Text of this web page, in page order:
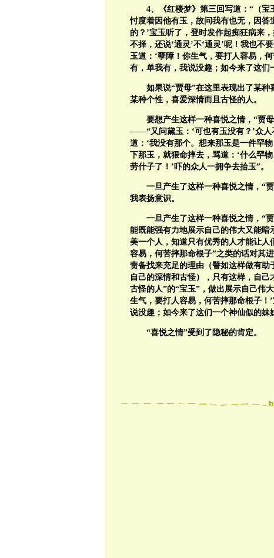
4、《红楼梦》第三回写道：“（宝
忖度着因他有玉，故问我有也无，因答
的？’宝玉听了，登时发作起痴狂病来
不择，还说‘通灵’不‘通灵’呢！我也不
玉道：‘孽障！你生气，要打人容易，
有，单我有，我说没趣；如今来了这们
如果说“贾母”在这里表现出了某
某种个性，喜爱深情而且古怪的人。
要想产生这样一种喜悦之情，“贾
——“又问黛玉：‘可也有玉没有？’众
道：‘我没有那个。想来那玉是一件罕
下那玉，就狠命摔去，骂道：‘什么罕
劳什子了！’吓的众人一拥争去拾玉”。
一旦产生了这样一种喜悦之情，“
我表扬意识。
一旦产生了这样一种喜悦之情，“
能既能强有力地展示自己的伟大又能
美一个人，知道只有优秀的人才能让
容易，何苦摔那命根子”之类的话对其
责备找来充足的理由（譬如这样做有助
自己的深情和古怪），只有这样，自
古怪的人”的“宝玉”，做出展示自己伟
生气，要打人容易，何苦摔那命根子！
说没趣；如今来了这们一个神仙似的妹
“喜悦之情”受到了隐秘的肯定。